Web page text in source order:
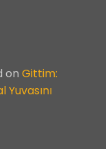
on Gittim: